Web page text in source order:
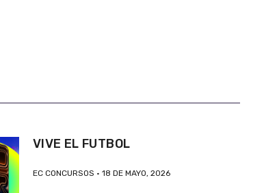
VIVE EL FUTBOL
EC CONCURSOS 18 DE MAYO, 2026